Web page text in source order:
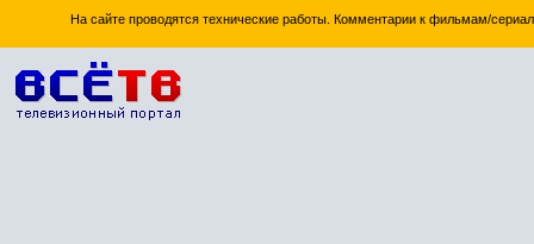
На сайте проводятся технические работы. Комментарии к фильмам/